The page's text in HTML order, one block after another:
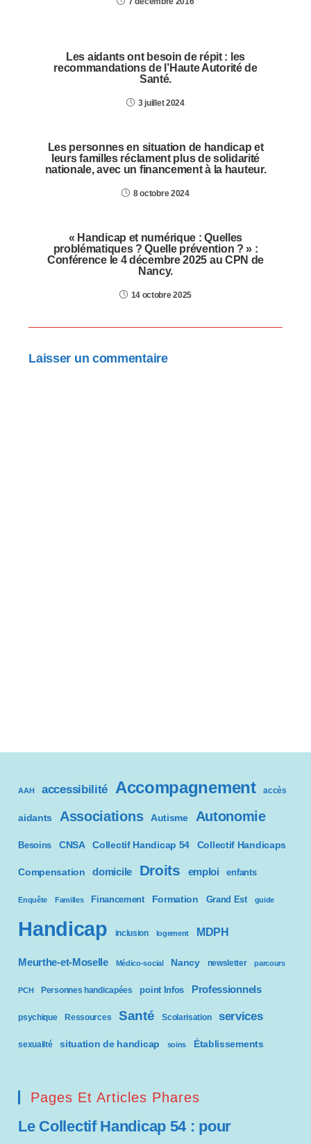
Les aidants ont besoin de répit : les
recommandations de l’Haute Autorité de
Santé.
3 juillet 2024
Les personnes en situation de handicap et
leurs familles réclament plus de solidarité
nationale, avec un financement à la hauteur.
8 octobre 2024
« Handicap et numérique : Quelles
problématiques ? Quelle prévention ? » :
Conférence le 4 décembre 2025 au CPN de
Nancy.
14 octobre 2025
Laisser un commentaire
AAH accessibilité Accompagnement accès
aidants Associations Autisme Autonomie
Besoins CNSA Collectif Handicap 54 Collectif Handicaps
Compensation domicile Droits emploi enfants
Enquête Familles Financement Formation Grand Est guide
Handicap inclusion logement MDPH
Meurthe-et-Moselle Médico-social Nancy newsletter parcours
PCH Personnes handicapées point Infos Professionnels
psychique Ressources Santé Scolarisation services
sexualité situation de handicap soins Établissements
Pages Et Articles Phares
Le Collectif Handicap 54 : pour